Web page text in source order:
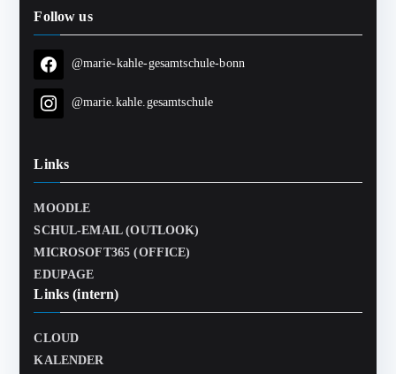
Follow us
@marie-kahle-gesamtschule-bonn
@marie.kahle.gesamtschule
Links
MOODLE
SCHUL-EMAIL (OUTLOOK)
MICROSOFT365 (OFFICE)
EDUPAGE
Links (intern)
CLOUD
KALENDER